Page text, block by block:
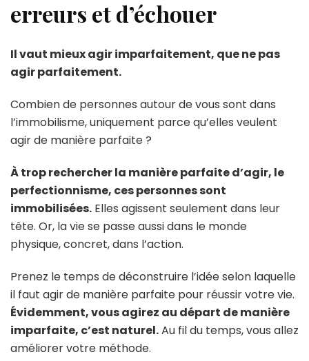
erreurs et d’échouer
Il vaut mieux agir imparfaitement, que ne pas
agir parfaitement.
Combien de personnes autour de vous sont dans
l’immobilisme, uniquement parce qu’elles veulent
agir de manière parfaite ?
À trop rechercher la manière parfaite d’agir, le
perfectionnisme, ces personnes sont
immobilisées. Elles agissent seulement dans leur
tête. Or, la vie se passe aussi dans le monde
physique, concret, dans l’action.
Prenez le temps de déconstruire l’idée selon laquelle
il faut agir de manière parfaite pour réussir votre vie.
Évidemment, vous agirez au départ de manière
imparfaite, c’est naturel.Au fil du temps, vous allez
améliorer votre méthode.